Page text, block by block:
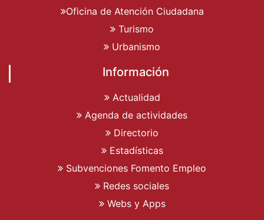
Oficina de Atención Ciudadana
Turismo
Urbanismo
Información
Actualidad
Agenda de actividades
Directorio
Estadísticas
Subvenciones Fomento Empleo
Redes sociales
Webs y Apps